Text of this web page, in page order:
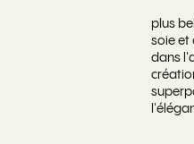
plus
soie et
dans